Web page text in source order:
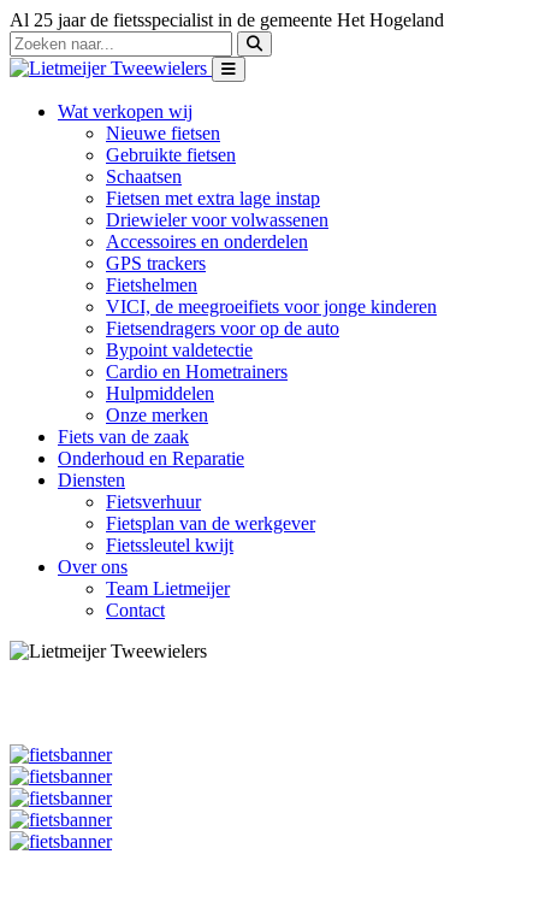
Al 25 jaar de fietsspecialist in de gemeente Het Hogeland
Wat verkopen wij
Nieuwe fietsen
Gebruikte fietsen
Schaatsen
Fietsen met extra lage instap
Driewieler voor volwassenen
Accessoires en onderdelen
GPS trackers
Fietshelmen
VICI, de meegroeifiets voor jonge kinderen
Fietsendragers voor op de auto
Bypoint valdetectie
Cardio en Hometrainers
Hulpmiddelen
Onze merken
Fiets van de zaak
Onderhoud en Reparatie
Diensten
Fietsverhuur
Fietsplan van de werkgever
Fietssleutel kwijt
Over ons
Team Lietmeijer
Contact